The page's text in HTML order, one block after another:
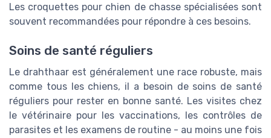
Les croquettes pour chien de chasse spécialisées sont
souvent recommandées pour répondre à ces besoins.
Soins de santé réguliers
Le drahthaar est généralement une race robuste, mais
comme tous les chiens, il a besoin de soins de santé
réguliers pour rester en bonne santé. Les visites chez
le vétérinaire pour les vaccinations, les contrôles de
parasites et les examens de routine - au moins une fois